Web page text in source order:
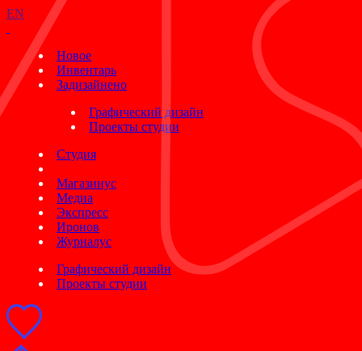
EN
Новое
Инвентарь
Задизайнено
Графический дизайн
Проекты студии
Студия
Магазинус
Медиа
Экспресс
Иронов
Журналус
Графический дизайн
Проекты студии